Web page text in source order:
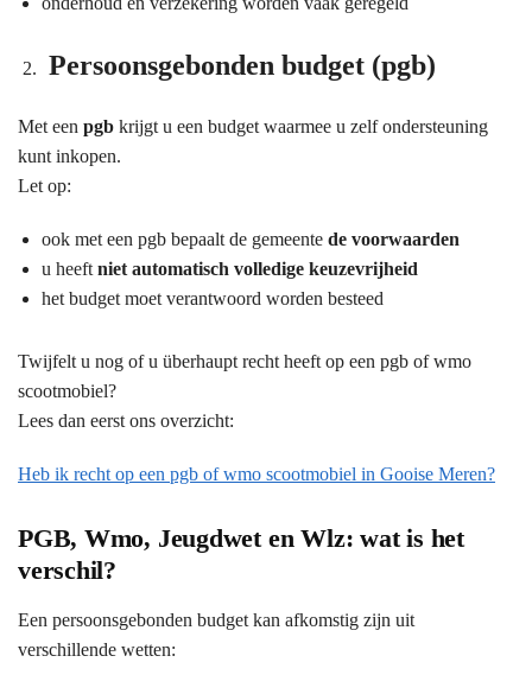
Persoonsgebonden budget (pgb)
Met een pgb krijgt u een budget waarmee u zelf ondersteuning
kunt inkopen.
Let op:
ook met een pgb bepaalt de gemeente de voorwaarden
u heeft niet automatisch volledige keuzevrijheid
het budget moet verantwoord worden besteed
Twijfelt u nog of u überhaupt recht heeft op een pgb of wmo
scootmobiel?
Lees dan eerst ons overzicht:
Heb ik recht op een pgb of wmo scootmobiel in Gooise Meren?
PGB, Wmo, Jeugdwet en Wlz: wat is het
verschil?
Een persoonsgebonden budget kan afkomstig zijn uit
verschillende wetten: